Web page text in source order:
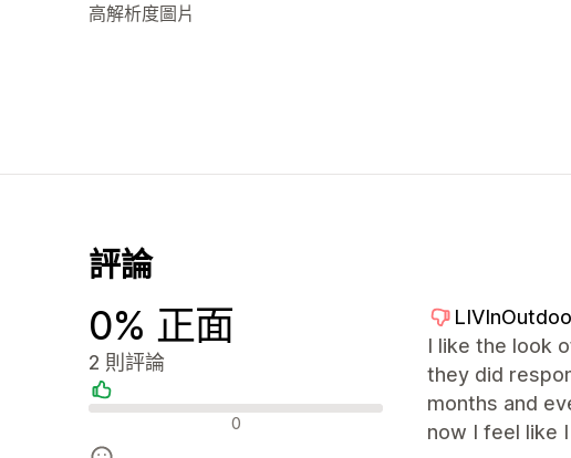
高解析度圖片
評論
0% 正面
2 則評論
正面評論 0
I like the look
they did
months and
now I feel like